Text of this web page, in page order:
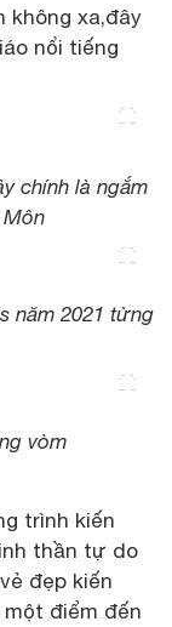
không xa,đây
nổi tiếng
chính là ngắm
Môn
năm 2021 từng
vòm
trình kiến
thần tự do
đẹp kiến
điểm đến